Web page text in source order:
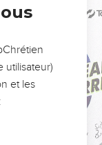
utilisateur)
et les